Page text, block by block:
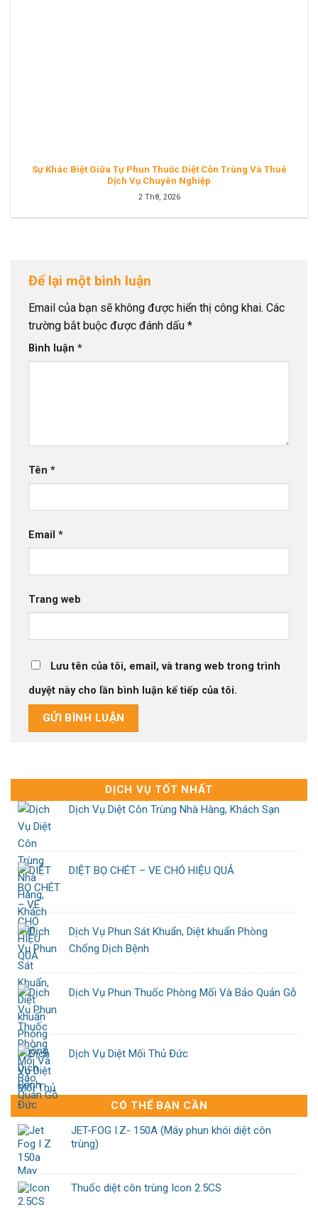
Sự Khác Biệt Giữa Tự Phun Thuốc Diệt Côn Trùng Và Thuê
Dịch Vụ Chuyên Nghiệp
2 Th8, 2026
Để lại một bình luận
Email của bạn sẽ không được hiển thị công khai. Các
trường bắt buộc được đánh dấu *
Bình luận *
Tên *
Email *
Trang web
Lưu tên của tôi, email, và trang web trong trình
duyệt này cho lần bình luận kế tiếp của tôi.
DỊCH VỤ TỐT NHẤT
Dịch Vụ Diệt Côn Trùng Nhà Hàng, Khách Sạn
DIỆT BỌ CHÉT – VE CHÓ HIỆU QUẢ
Dịch Vụ Phun Sát Khuẩn, Diệt khuẩn Phòng
Chống Dịch Bệnh
Dịch Vụ Phun Thuốc Phòng Mối Và Bảo Quản Gỗ
Dịch Vụ Diệt Mối Thủ Đức
CÓ THỂ BẠN CẦN
JET-FOG I.Z- 150A (Máy phun khói diệt côn
trùng)
Thuốc diệt côn trùng Icon 2.5CS